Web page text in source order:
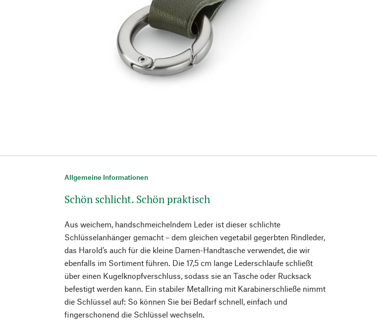
Allgemeine Informationen
Schön schlicht. Schön praktisch
Aus weichem, handschmeichelndem Leder ist dieser schlichte
Schlüsselanhänger gemacht – dem gleichen vegetabil gegerbten Rindleder,
das Harold’s auch für die kleine Damen-Handtasche verwendet, die wir
ebenfalls im Sortiment führen. Die 17,5 cm lange Lederschlaufe schließt
über einen Kugelknopfverschluss, sodass sie an Tasche oder Rucksack
befestigt werden kann. Ein stabiler Metallring mit Karabinerschließe nimmt
die Schlüssel auf: So können Sie bei Bedarf schnell, einfach und
fingerschonend die Schlüssel wechseln.